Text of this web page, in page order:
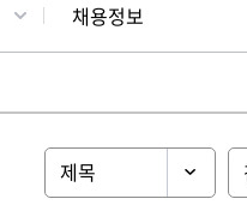
채용정보